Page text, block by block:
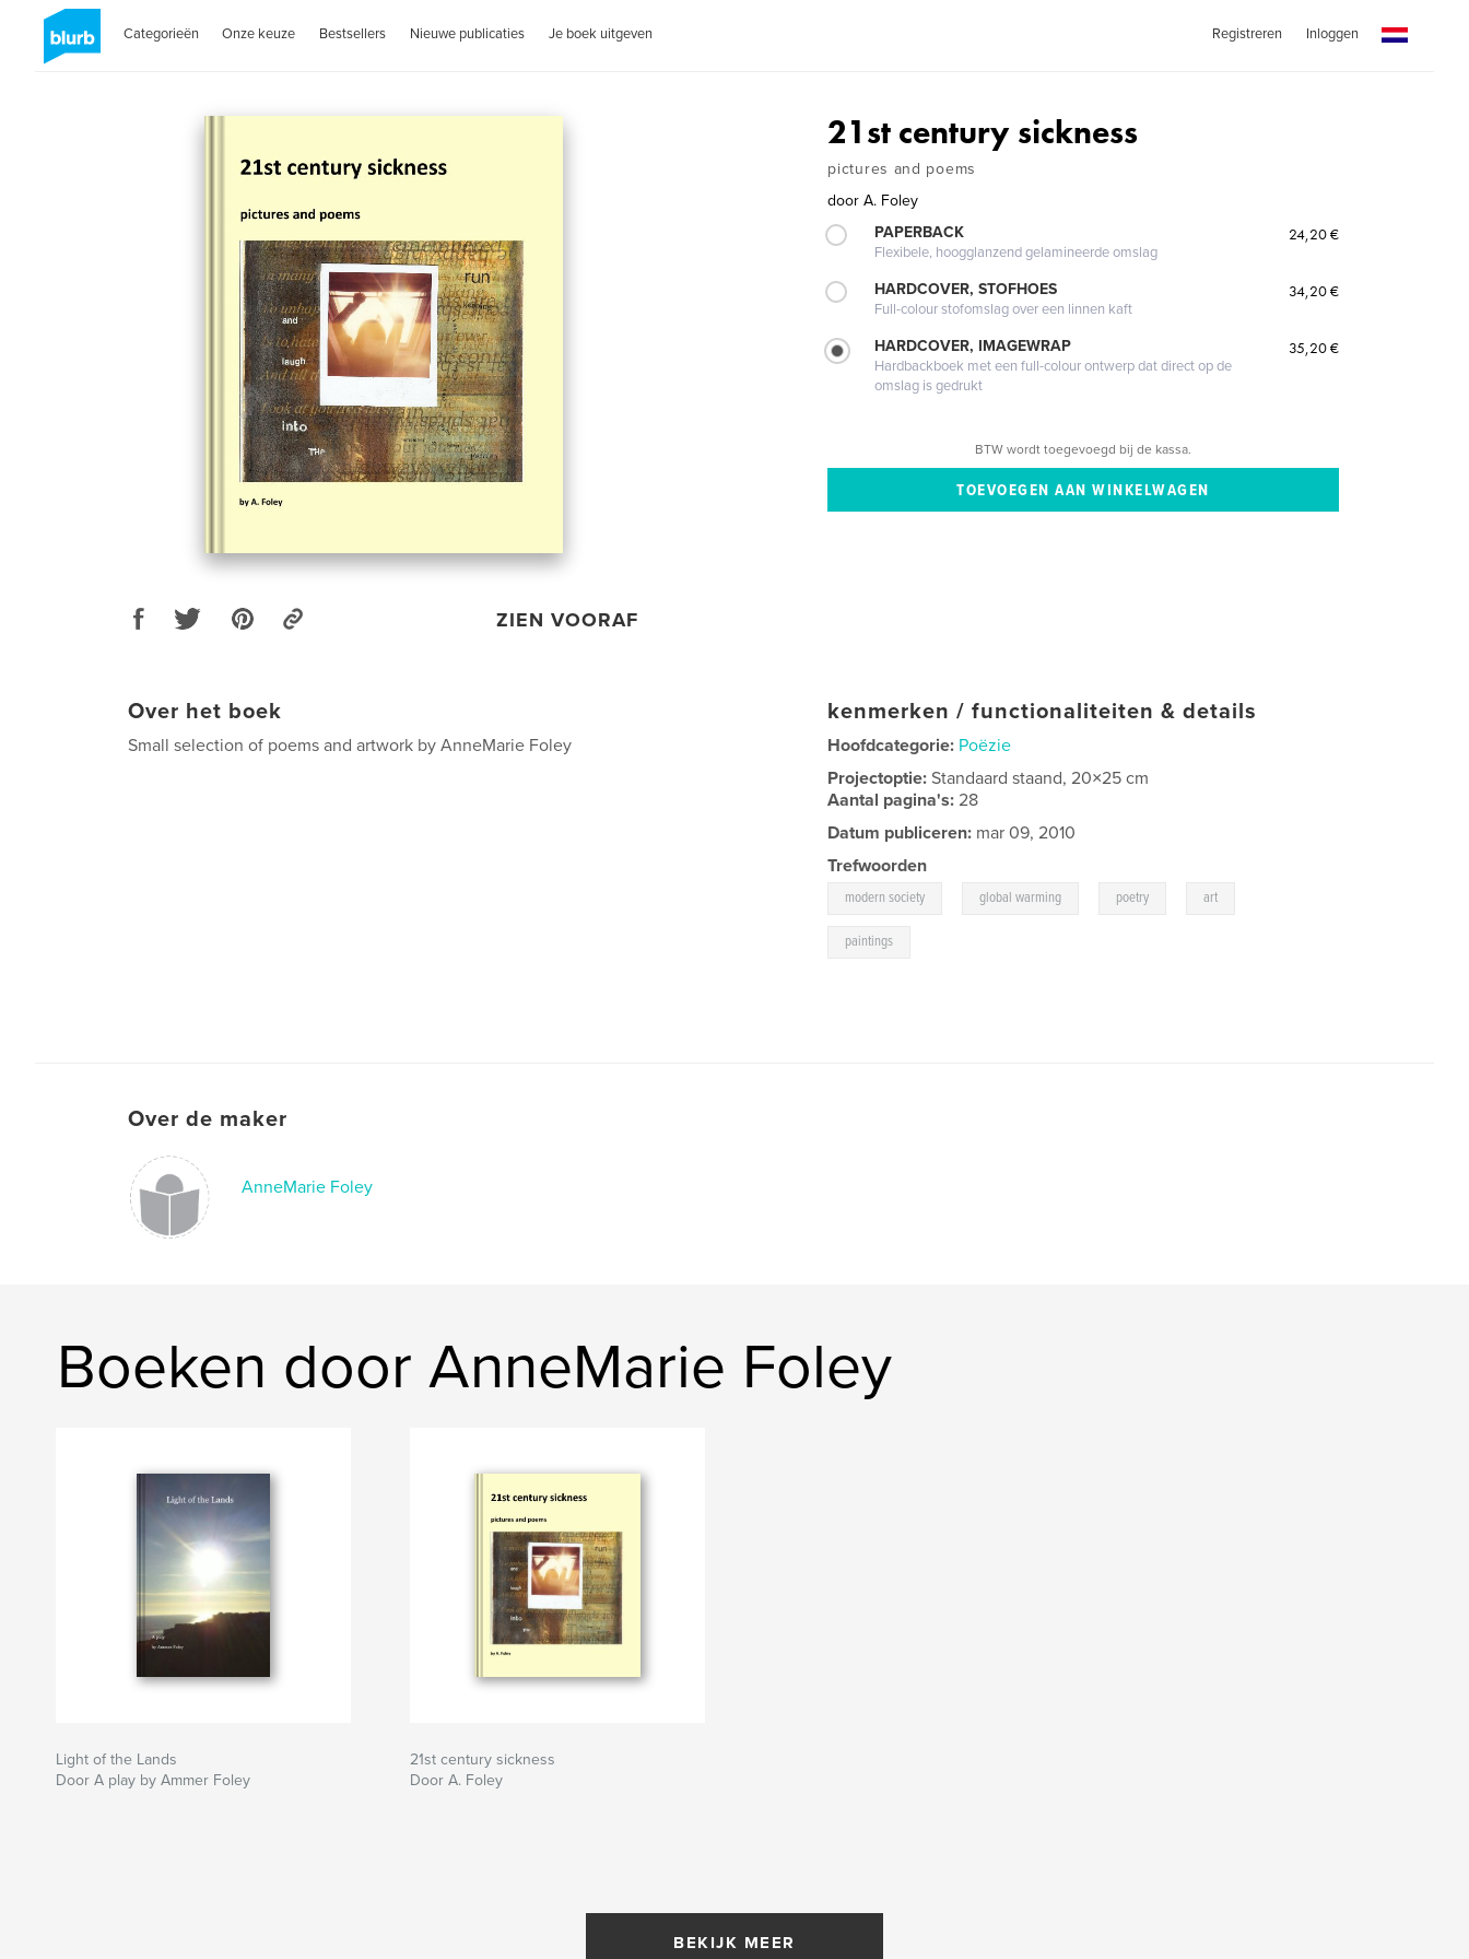
Categorieën Onze keuze Bestsellers Nieuwe publicaties Je boek uitgeven Registreren Inloggen
ZIEN VOORAF
21st century sickness
pictures and poems
door A. Foley
PAPERBACK
Flexibele, hoogglanzend gelamineerde omslag
24,20 €
HARDCOVER, STOFHOES
Full-colour stofomslag over een linnen kaft
34,20 €
HARDCOVER, IMAGEWRAP
Hardbackboek met een full-colour ontwerp dat direct op de
omslag is gedrukt
35,20 €
BTW wordt toegevoegd bij de kassa.
Over het boek
Small selection of poems and artwork by AnneMarie Foley
kenmerken / functionaliteiten & details
Hoofdcategorie: Poëzie
Projectoptie:Standaard staand, 20×25 cm
Aantal pagina's:28
Datum publiceren: mar 09, 2010
Trefwoorden
modern society global warming poetry art
paintings
Over de maker
AnneMarie Foley
Boeken door AnneMarie Foley
Light of the Lands
Door A play by Ammer Foley
21st century sickness
Door A. Foley
BEKIJK MEER